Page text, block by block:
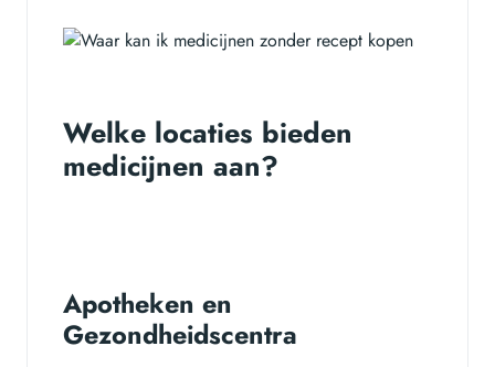
Welke locaties bieden
medicijnen aan?
Apotheken en
Gezondheidscentra